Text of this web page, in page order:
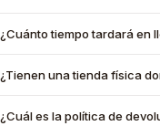
¿Cuánto tiempo tardará en
¿Tienen una tienda física
¿Cuál es la política de